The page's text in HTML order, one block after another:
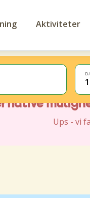
Aktiviteter
vigtig for
Ups - vi